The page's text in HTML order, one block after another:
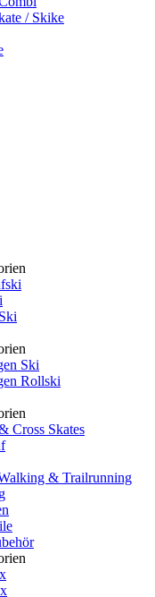
/ Skike
Ski
Rollski
Cross Skates
& Trailrunning